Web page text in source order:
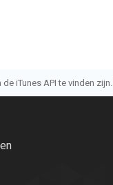
iTunes API te vinden zijn.